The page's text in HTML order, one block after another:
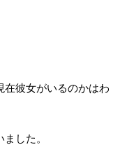
在彼女がいるのかはわ
した。